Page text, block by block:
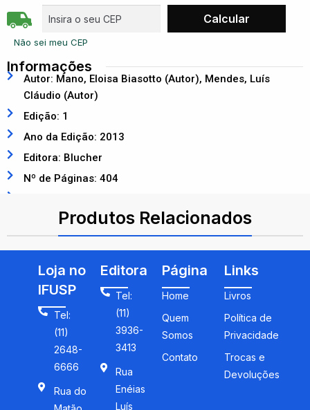
Não sei meu CEP
Informações
Autor: Mano, Eloisa Biasotto (Autor), Mendes, Luís
Cláudio (Autor)
Edição: 1
Ano da Edição: 2013
Editora: Blucher
Nº de Páginas: 404
Produtos Relacionados
Loja no
IFUSP
Tel:
(11)
2648-
6666
Rua do
Editora
Tel:
(11)
3936-
3413
Rua
Enéias
Luís
Página
Home
Quem
Somos
Contato
Links
Livros
Política de
Privacidade
Trocas e
Devoluções